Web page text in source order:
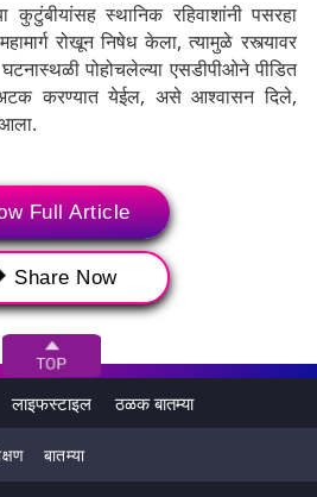
कुटुंबीयांसह स्थानिक रहिवाशांनी पसरहा
रोखून निषेध केला, त्यामुळे रस्त्यावर
पोहोचलेल्या एसडीपीओने पीडित
करण्यात येईल, असे आश्वासन दिले,
आला.
Full Article
Share Now
लाइफस्टाइल ठळक बातम्या
बातम्या